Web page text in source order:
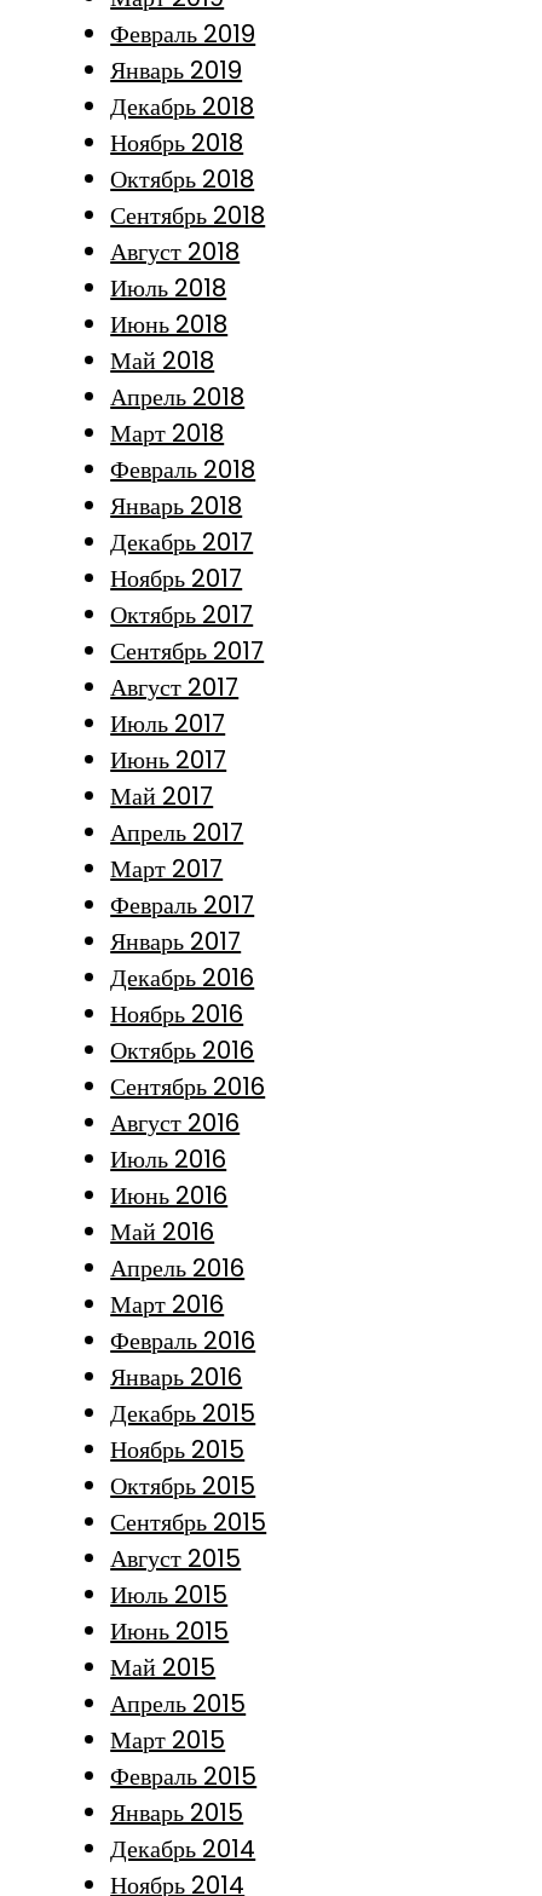
Февраль 2019
Январь 2019
Декабрь 2018
Ноябрь 2018
Октябрь 2018
Сентябрь 2018
Август 2018
Июль 2018
Июнь 2018
Май 2018
Апрель 2018
Март 2018
Февраль 2018
Январь 2018
Декабрь 2017
Ноябрь 2017
Октябрь 2017
Сентябрь 2017
Август 2017
Июль 2017
Июнь 2017
Май 2017
Апрель 2017
Март 2017
Февраль 2017
Январь 2017
Декабрь 2016
Ноябрь 2016
Октябрь 2016
Сентябрь 2016
Август 2016
Июль 2016
Июнь 2016
Май 2016
Апрель 2016
Март 2016
Февраль 2016
Январь 2016
Декабрь 2015
Ноябрь 2015
Октябрь 2015
Сентябрь 2015
Август 2015
Июль 2015
Июнь 2015
Май 2015
Апрель 2015
Март 2015
Февраль 2015
Январь 2015
Декабрь 2014
Ноябрь 2014